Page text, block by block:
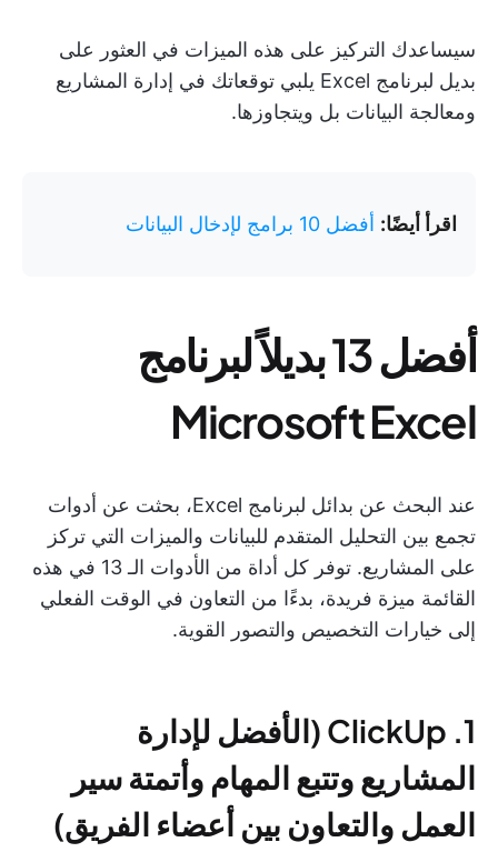
سيساعدك التركيز على هذه الميزات في العثور على
بديل لبرنامج Excel يلبي توقعاتك في إدارة المشاريع
ومعالجة البيانات بل ويتجاوزها.
اقرأ أيضًا: أفضل 10 برامج لإدخال البيانات
أفضل 13 بديلاً لبرنامج
Microsoft Excel
عند البحث عن بدائل لبرنامج Excel، بحثت عن أدوات
تجمع بين التحليل المتقدم للبيانات والميزات التي تركز
على المشاريع. توفر كل أداة من الأدوات الـ 13 في هذه
القائمة ميزة فريدة، بدءًا من التعاون في الوقت الفعلي
إلى خيارات التخصيص والتصور القوية.
1. ClickUp (الأفضل لإدارة
المشاريع وتتبع المهام وأتمتة سير
العمل والتعاون بين أعضاء الفريق)